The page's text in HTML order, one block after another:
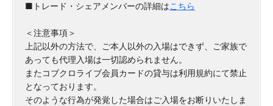
■トレード・シェアメンバーの詳細はこちら
＜注意事項＞
上記以外の方法で、ご本人以外の入場はできず、ご家族で
あっても代理入場は一切認められません。
またコブクロライブ会員カードの貸与は利用規約にて禁止
となっております。
そのような行為が発覚した場合はご入場をお断りいたしま